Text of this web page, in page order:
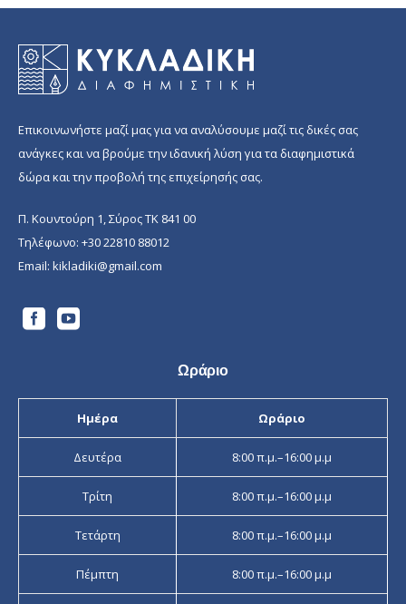
Επικοινωνήστε μαζί μας για να αναλύσουμε μαζί τις δικές σας
ανάγκες και να βρούμε την ιδανική λύση για τα διαφημιστικά
δώρα και την προβολή της επιχείρησής σας.
Π. Κουντούρη 1, Σύρος ΤΚ 841 00
Τηλέφωνο: +30 22810 88012
Email: kikladiki@gmail.com
Ωράριο
Ημέρα Ωράριο
Δευτέρα 8:00 π.μ.–16:00 μ.μ
Τρίτη 8:00 π.μ.–16:00 μ.μ
Τετάρτη 8:00 π.μ.–16:00 μ.μ
Πέμπτη 8:00 π.μ.–16:00 μ.μ